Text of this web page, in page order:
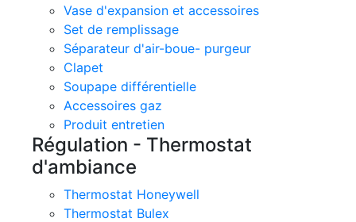
Vase d'expansion et accessoires
Set de remplissage
Séparateur d'air-boue- purgeur
Clapet
Soupape différentielle
Accessoires gaz
Produit entretien
Régulation - Thermostat
d'ambiance
Thermostat Honeywell
Thermostat Bulex